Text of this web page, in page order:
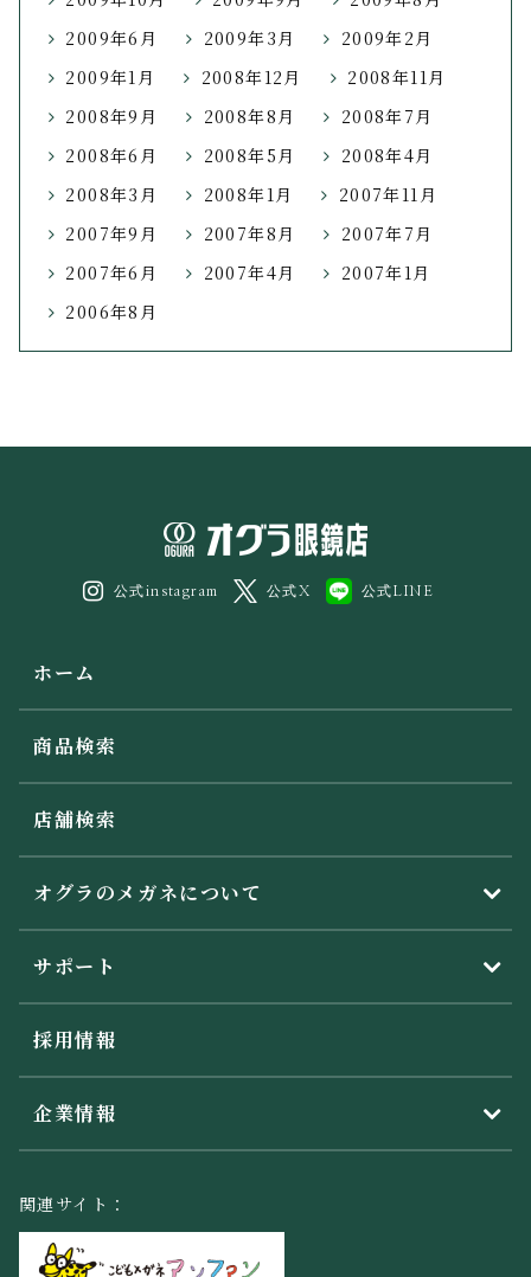
2009年6月
2009年3月
2009年2月
2009年1月
2008年12月
2008年11月
2008年9月
2008年8月
2008年7月
2008年6月
2008年5月
2008年4月
2008年3月
2008年1月
2007年11月
2007年9月
2007年8月
2007年7月
2007年6月
2007年4月
2007年1月
2006年8月
公式instagram 公式X 公式LINE
ホーム
商品検索
店舗検索
オグラのメガネについて
サポート
採用情報
企業情報
関連サイト：